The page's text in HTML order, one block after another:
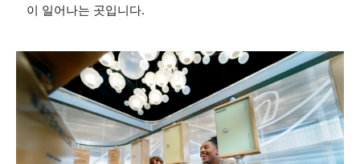
이 일어나는 곳입니다.